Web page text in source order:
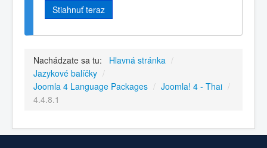
Stiahnuť teraz
Nachádzate sa tu: Hlavná stránka /
Jazykové balíčky /
Joomla 4 Language Packages / Joomla! 4 - Thai /
4.4.8.1